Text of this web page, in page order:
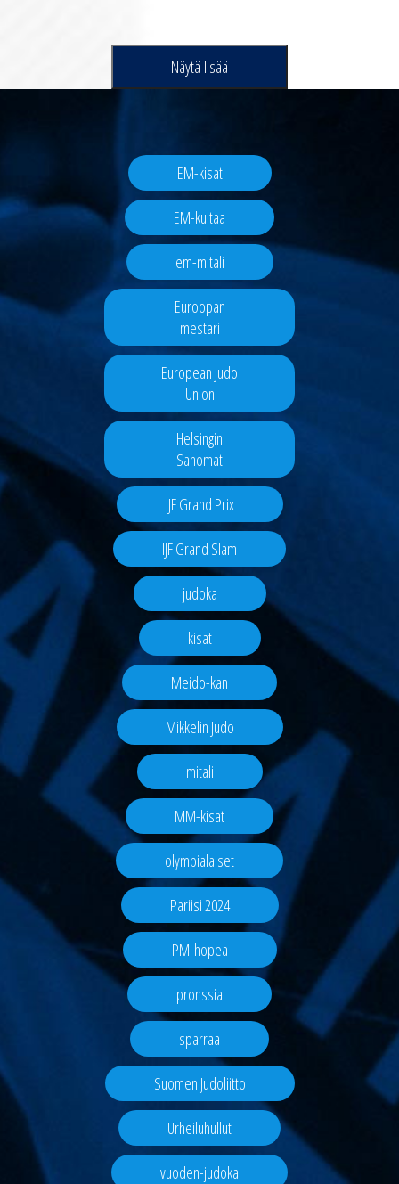
Näytä lisää
EM-kisat
EM-kultaa
em-mitali
Euroopan
mestari
European Judo
Union
Helsingin
Sanomat
IJF Grand Prix
IJF Grand Slam
judoka
kisat
Meido-kan
Mikkelin Judo
mitali
MM-kisat
olympialaiset
Pariisi 2024
PM-hopea
pronssia
sparraa
Suomen Judoliitto
Urheiluhullut
vuoden-judoka